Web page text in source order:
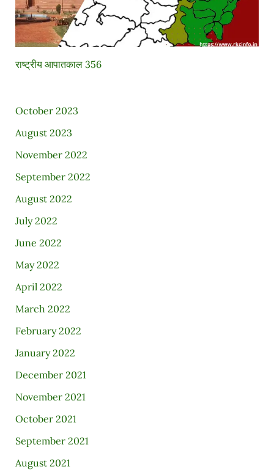
राष्ट्रीय आपातकाल 356
October 2023
August 2023
November 2022
September 2022
August 2022
July 2022
June 2022
May 2022
April 2022
March 2022
February 2022
January 2022
December 2021
November 2021
October 2021
September 2021
August 2021